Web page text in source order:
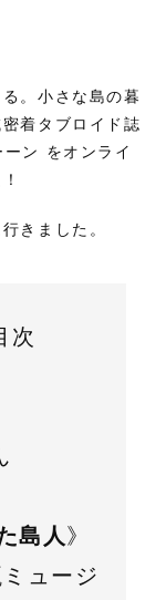
。小さな島の暮
着タブロイド誌
ン をオンライ
きました。
次
島人 》
ュージ